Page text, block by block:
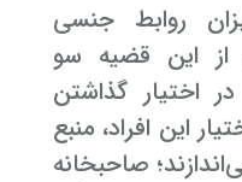
روابط جنسی
از این قضیه سو
اختیار گذاشتن
این افراد، منبع
صاحبخانه